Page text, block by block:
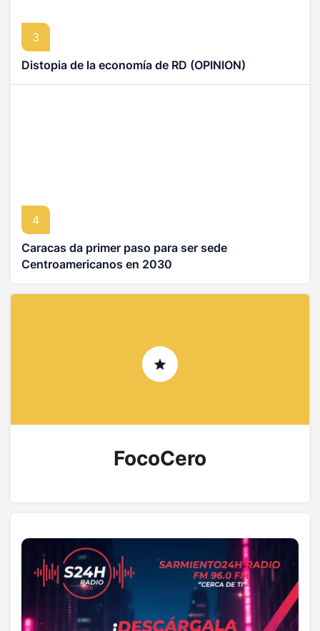
3
Distopia de la economía de RD (OPINION)
4
Caracas da primer paso para ser sede
Centroamericanos en 2030
FocoCero